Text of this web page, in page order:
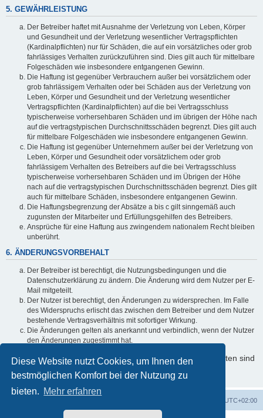
Diese Website nutzt Cookies, um Ihnen den
bestmöglichen Komfort bei der Nutzung zu
bieten. Mehr erfahren
5. GEWÄHRLEISTUNG
Der Betreiber haftet mit Ausnahme der Verletzung von Leben, Körper
und Gesundheit und der Verletzung wesentlicher Vertragspflichten
(Kardinalpflichten) nur für Schäden, die auf ein vorsätzliches oder grob
fahrlässiges Verhalten zurückzuführen sind. Dies gilt auch für mittelbare
Folgeschäden wie insbesondere entgangenen Gewinn.
Die Haftung ist gegenüber Verbrauchern außer bei vorsätzlichem oder
grob fahrlässigem Verhalten oder bei Schäden aus der Verletzung von
Leben, Körper und Gesundheit und der Verletzung wesentlicher
Vertragspflichten (Kardinalpflichten) auf die bei Vertragsschluss
typischerweise vorhersehbaren Schäden und im übrigen der Höhe nach
auf die vertragstypischen Durchschnittsschäden begrenzt. Dies gilt auch
für mittelbare Folgeschäden wie insbesondere entgangenen Gewinn.
Die Haftung ist gegenüber Unternehmern außer bei der Verletzung von
Leben, Körper und Gesundheit oder vorsätzlichem oder grob
fahrlässigem Verhalten des Betreibers auf die bei Vertragsschluss
typischerweise vorhersehbaren Schäden und im Übrigen der Höhe
nach auf die vertragstypischen Durchschnittsschäden begrenzt. Dies gilt
auch für mittelbare Schäden, insbesondere entgangenen Gewinn.
Die Haftungsbegrenzung der Absätze a bis c gilt sinngemäß auch
zugunsten der Mitarbeiter und Erfüllungsgehilfen des Betreibers.
Ansprüche für eine Haftung aus zwingendem nationalem Recht bleiben
unberührt.
6. ÄNDERUNGSVORBEHALT
Der Betreiber ist berechtigt, die Nutzungsbedingungen und die
Datenschutzerklärung zu ändern. Die Änderung wird dem Nutzer per E-
Mail mitgeteilt.
Der Nutzer ist berechtigt, den Änderungen zu widersprechen. Im Falle
des Widerspruchs erlischt das zwischen dem Betreiber und dem Nutzer
bestehende Vertragsverhältnis mit sofortiger Wirkung.
Die Änderungen gelten als anerkannt und verbindlich, wenn der Nutzer
den Änderungen zugestimmt hat.
Informationen über den Umgang mit Ihren persönlichen Daten sind
in der Datenschutzerklärung enthalten.
UTC+02:00